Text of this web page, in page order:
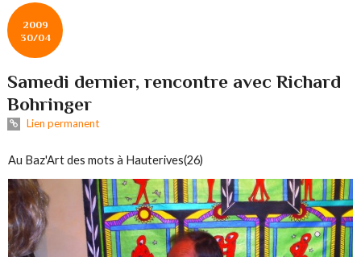
2009
30/04
Samedi dernier, rencontre avec Richard
Bohringer
Lien permanent
Au Baz'Art des mots à Hauterives(26)